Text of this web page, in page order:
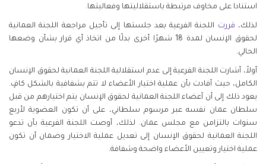
استنادا على مخاوف مرتبطة باستقلاليتها وفعاليتها.
لذلك، قررت اللجنة الفرعية بعد جلستها إلى تأجيل مراجعة اللجنة العمانية
لحقوق الإنسان لمدة 18 شهرًا أخرى بدلًا من اتخاذ أي قرار بشأن وضعها
الحالي.
أولاً، أشارت اللجنة الفرعية إلى عدم استقلالية اللجنة العمانية لحقوق الإنسان
الكامل، حيث أفادت بأن عملية اختيار الأعضاء لا تتم بشفافية بالشكل كافٍ.
يعود ذلك إلى أن أعضاء اللجنة العمانية لحقوق الإنسان يتم اختيارهم من قبل
سلطان عمان نفسه عبر مرسوم سلطاني، على أن تكون العضوية لأربع
سنوات بالتزامن مع مجلس عمان. لذلك، أوصت اللجنة الفرعية بأن تدعو
اللجنة العمانية لحقوق الإنسان إلى تعديل عملية الاختيار وضمان أن تكون
عملية اختيار وتعيين الأعضاء واضحة وشفافة.